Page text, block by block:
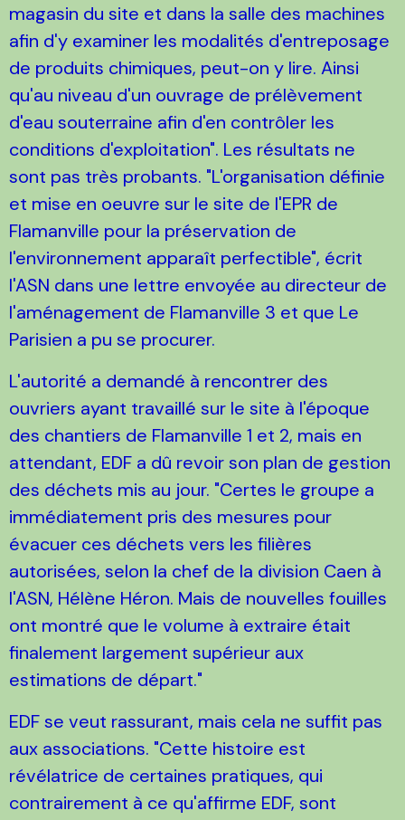
magasin du site et dans la salle des machines
afin d'y examiner les modalités d'entreposage
de produits chimiques, peut-on y lire. Ainsi
qu'au niveau d'un ouvrage de prélèvement
d'eau souterraine afin d'en contrôler les
conditions d'exploitation". Les résultats ne
sont pas très probants. "L'organisation définie
et mise en oeuvre sur le site de l'EPR de
Flamanville pour la préservation de
l'environnement apparaît perfectible", écrit
l'ASN dans une lettre envoyée au directeur de
l'aménagement de Flamanville 3 et que Le
Parisien a pu se procurer.
L'autorité a demandé à rencontrer des
ouvriers ayant travaillé sur le site à l'époque
des chantiers de Flamanville 1 et 2, mais en
attendant, EDF a dû revoir son plan de gestion
des déchets mis au jour. "Certes le groupe a
immédiatement pris des mesures pour
évacuer ces déchets vers les filières
autorisées, selon la chef de la division Caen à
l'ASN, Hélène Héron. Mais de nouvelles fouilles
ont montré que le volume à extraire était
finalement largement supérieur aux
estimations de départ."
EDF se veut rassurant, mais cela ne suffit pas
aux associations. "Cette histoire est
révélatrice de certaines pratiques, qui
contrairement à ce qu'affirme EDF, sont